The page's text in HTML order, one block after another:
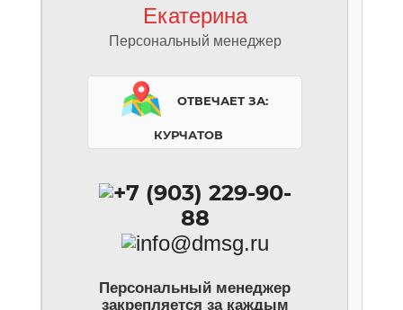
Екатерина
Персональный менеджер
Отвечает за:
Курчатов
+7 (903) 229-90-
88
info@dmsg.ru
Персональный менеджер
закрепляется за каждым